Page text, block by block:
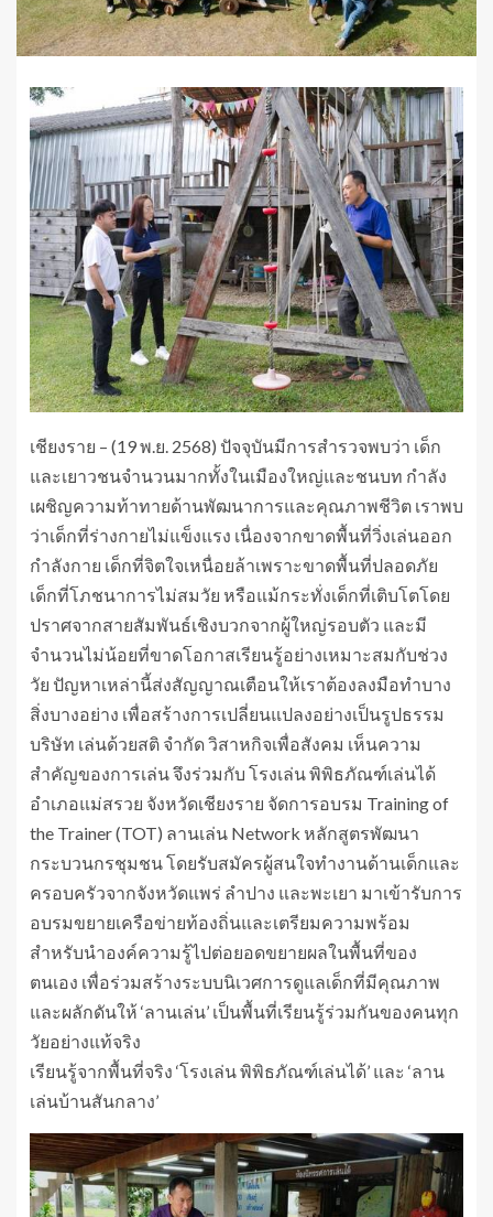
เชียงราย – (19 พ.ย. 2568) ปัจจุบันมีการสำรวจพบว่า เด็ก
และเยาวชนจำนวนมากทั้งในเมืองใหญ่และชนบท กำลัง
เผชิญความท้าทายด้านพัฒนาการและคุณภาพชีวิต เราพบ
ว่าเด็กที่ร่างกายไม่แข็งแรง เนื่องจากขาดพื้นที่วิ่งเล่นออก
กำลังกาย เด็กที่จิตใจเหนื่อยล้าเพราะขาดพื้นที่ปลอดภัย
เด็กที่โภชนาการไม่สมวัย หรือแม้กระทั่งเด็กที่เติบโตโดย
ปราศจากสายสัมพันธ์เชิงบวกจากผู้ใหญ่รอบตัว และมี
จำนวนไม่น้อยที่ขาดโอกาสเรียนรู้อย่างเหมาะสมกับช่วง
วัย ปัญหาเหล่านี้ส่งสัญญาณเตือนให้เราต้องลงมือทำบาง
สิ่งบางอย่าง เพื่อสร้างการเปลี่ยนแปลงอย่างเป็นรูปธรรม
บริษัท เล่นด้วยสติ จำกัด วิสาหกิจเพื่อสังคม เห็นความ
สำคัญของการเล่น จึงร่วมกับ โรงเล่น พิพิธภัณฑ์เล่นได้
อำเภอแม่สรวย จังหวัดเชียงราย จัดการอบรม Training of
the Trainer (TOT) ลานเล่น Network หลักสูตรพัฒนา
กระบวนกรชุมชน โดยรับสมัครผู้สนใจทำงานด้านเด็กและ
ครอบครัวจากจังหวัดแพร่ ลำปาง และพะเยา มาเข้ารับการ
อบรมขยายเครือข่ายท้องถิ่นและเตรียมความพร้อม
สำหรับนำองค์ความรู้ไปต่อยอดขยายผลในพื้นที่ของ
ตนเอง เพื่อร่วมสร้างระบบนิเวศการดูแลเด็กที่มีคุณภาพ
และผลักดันให้ ‘ลานเล่น’ เป็นพื้นที่เรียนรู้ร่วมกันของคนทุก
วัยอย่างแท้จริง
เรียนรู้จากพื้นที่จริง ‘โรงเล่น พิพิธภัณฑ์เล่นได้’ และ ‘ลาน
เล่นบ้านสันกลาง’